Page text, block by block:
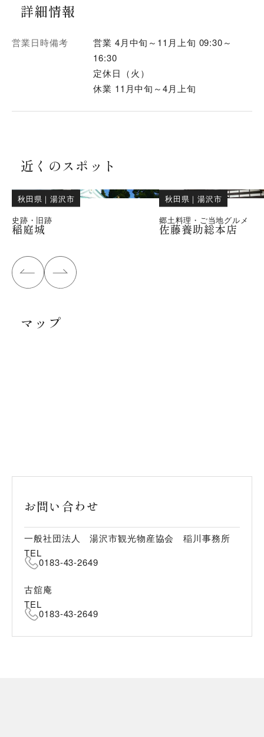
詳細情報
営業日時備考
営業 4月中旬～11月上旬 09:30～
16:30
定休日（火）
休業 11月中旬～4月上旬
近くのスポット
秋田県 ｜湯沢市
史跡・旧跡
稲庭城
秋田県 ｜湯沢市
郷土料理・ご当地グルメ
佐藤養助総本店
マップ
お問い合わせ
一般社団法人 湯沢市観光物産協会 稲川事務所
TEL
0183-43-2649
古舘庵
TEL
0183-43-2649